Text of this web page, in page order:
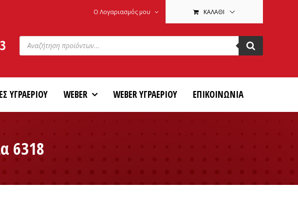
Ο Λογαριασμός μου ΚΑΛΆΘΙ
Products
search
ΥΓΡΑΕΡΙΟΥ WEBER WEBER ΥΓΡΑΕΡΙΟΥ ΕΠΙΚΟΙΝΩΝΙΑ
6318